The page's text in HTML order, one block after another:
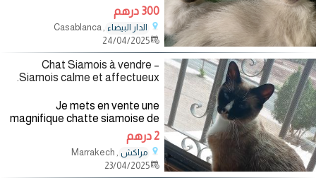
300 درهم
الدار البيضاء , Casablanca
24/04/2025
Chat Siamois à vendre –
Siamois calme et affectueux.
Je mets en vente une
magnifique chatte siamoise de
pure race en parfaite santé. Elle
est propre joueuse très
affectueuse et habituée à la vie
en famille. Son pelage est clair
2 درهم
مراكش , Marrakech
23/04/2025